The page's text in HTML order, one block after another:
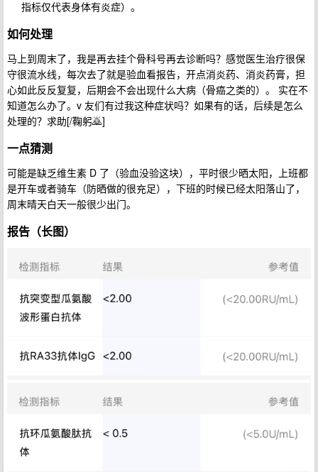
指标仅代表身体有炎症）。
如何处理
马上到周末了，我是再去挂个骨科号再去诊断吗？感觉医生治疗很保
守很流水线，每次去了就是验血看报告，开点消炎药、消炎药膏，担
心如此反反复复，后期会不会出现什么大病（骨癌之类的）。 实在不
知道怎么办了。v 友们有过我这种症状吗？如果有的话，后续是怎么
处理的？求助[/鞠躬🙇‍]
一点猜测
可能是缺乏维生素 D 了（验血没验这块），平时很少晒太阳，上班都
是开车或者骑车（防晒做的很充足），下班的时候已经太阳落山了，
周末晴天白天一般很少出门。
报告（长图）